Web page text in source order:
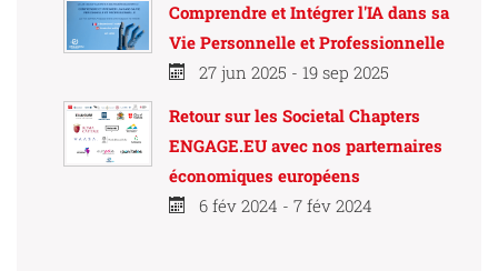
Comprendre et Intégrer l'IA dans sa
Vie Personnelle et Professionnelle
27 jun 2025 - 19 sep 2025
Retour sur les Societal Chapters
ENGAGE.EU avec nos parternaires
économiques européens
6 fév 2024 - 7 fév 2024